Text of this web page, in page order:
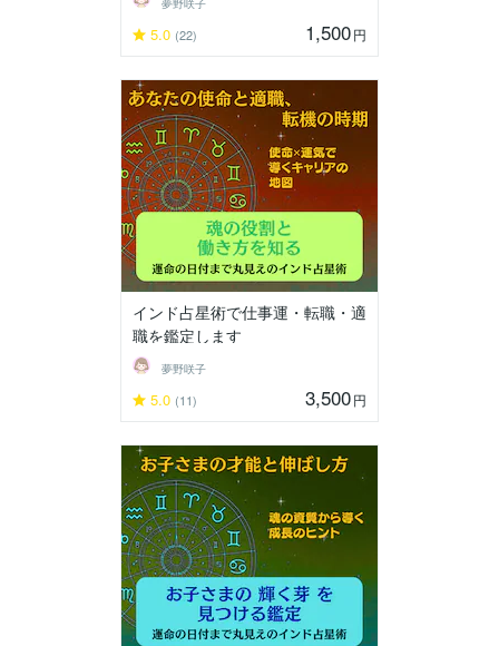
5.0 (22) 1,500円
インド占星術で仕事運・転職・適
職を鑑定します
夢野咲子
5.0 (11) 3,500円